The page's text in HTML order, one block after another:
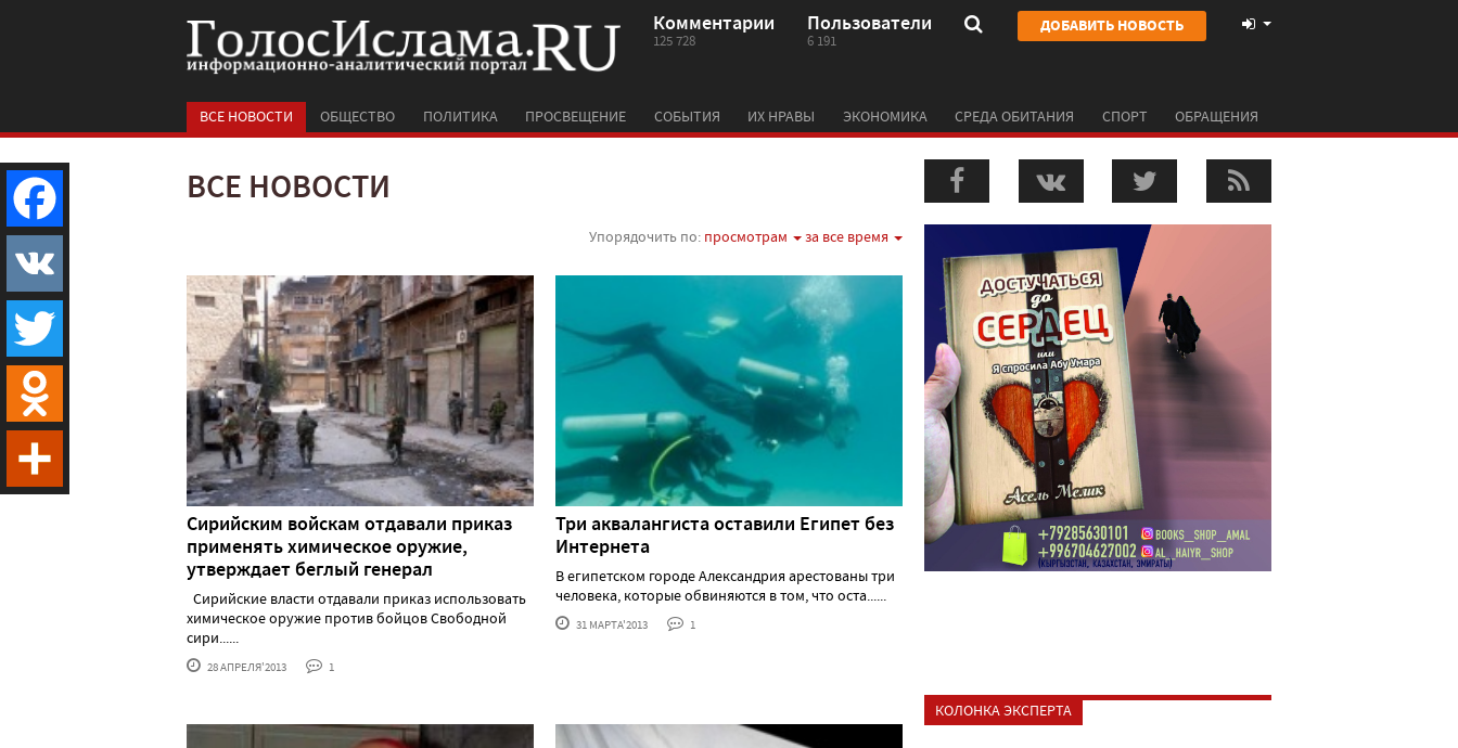
Комментарии
125 728
Пользователи
6 191
ДОБАВИТЬ НОВОСТЬ
ВСЕ НОВОСТИ ОБЩЕСТВО ПОЛИТИКА ПРОСВЕЩЕНИЕ СОБЫТИЯ ИХ НРАВЫ ЭКОНОМИКА СРЕДА ОБИТАНИЯ СПОРТ ОБРАЩЕНИЯ
ВСЕ НОВОСТИ
Упорядочить по: просмотрам за все время
Сирийским войскам отдавали приказ
применять химическое оружие,
утверждает беглый генерал
Сирийские власти отдавали приказ использовать
химическое оружие против бойцов Свободной
сири......
28 АПРЕЛЯ'2013 1
Три аквалангиста оставили Египет без
Интернета
В египетском городе Александрия арестованы три
человека, которые обвиняются в том, что оста......
31 МАРТА'2013 1
КОЛОНКА ЭКСПЕРТА
Facebook
VK
Twitter
Odnoklassniki